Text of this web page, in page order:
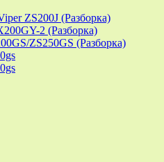
ZS200J (Разборка)
2 (Разборка)
ZS250GS (Разборка)